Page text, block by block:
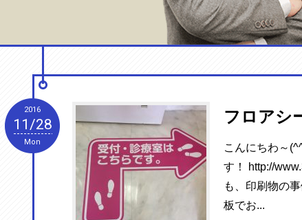
2016
11/28
Mon
フロアシ
こんにちわ～
す！ http://
も、印刷物の
板でお...